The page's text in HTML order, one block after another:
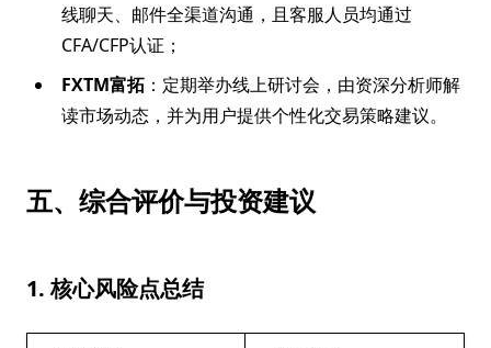
线聊天、邮件全渠道沟通，且客服人员均通过
CFA/CFP认证；
FXTM富拓 ：定期举办线上研讨会，由资深分析师解
读市场动态，并为用户提供个性化交易策略建议。
五、综合评价与投资建议
1. 核心风险点总结